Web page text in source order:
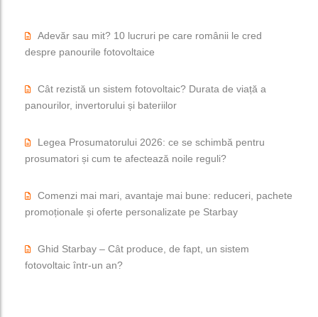
Adevăr sau mit? 10 lucruri pe care românii le cred
despre panourile fotovoltaice
Cât rezistă un sistem fotovoltaic? Durata de viață a
panourilor, invertorului și bateriilor
Legea Prosumatorului 2026: ce se schimbă pentru
prosumatori și cum te afectează noile reguli?
Comenzi mai mari, avantaje mai bune: reduceri, pachete
promoționale și oferte personalizate pe Starbay
Ghid Starbay – Cât produce, de fapt, un sistem
fotovoltaic într-un an?